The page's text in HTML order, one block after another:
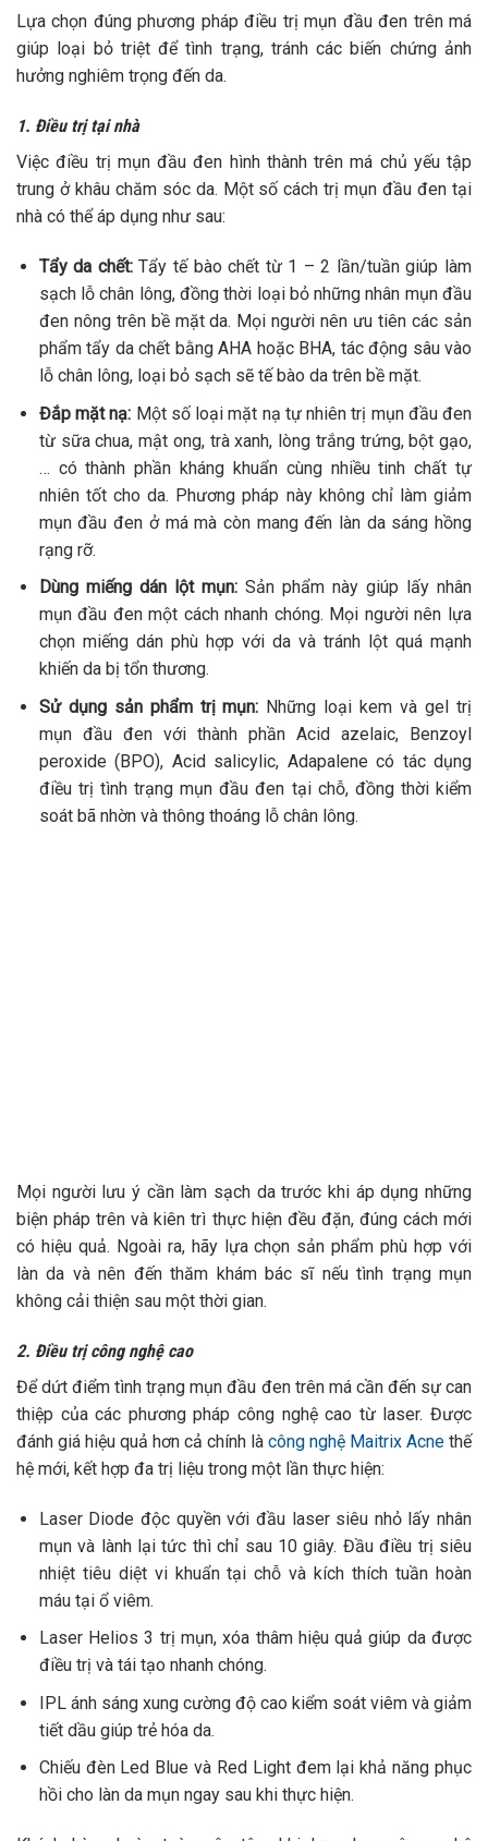
Lựa chọn đúng phương pháp điều trị mụn đầu đen trên má
giúp loại bỏ triệt để tình trạng, tránh các biến chứng ảnh
hưởng nghiêm trọng đến da.
1. Điều trị tại nhà
Việc điều trị mụn đầu đen hình thành trên má chủ yếu tập
trung ở khâu chăm sóc da. Một số cách trị mụn đầu đen tại
nhà có thể áp dụng như sau:
Tẩy da chết:Tẩy tế bào chết từ 1 – 2 lần/tuần giúp làm
sạch lỗ chân lông, đồng thời loại bỏ những nhân mụn đầu
đen nông trên bề mặt da. Mọi người nên ưu tiên các sản
phẩm tẩy da chết bằng AHA hoặc BHA, tác động sâu vào
lỗ chân lông, loại bỏ sạch sẽ tế bào da trên bề mặt.
Đắp mặt nạ: Một số loại mặt nạ tự nhiên trị mụn đầu đen
từ sữa chua, mật ong, trà xanh, lòng trắng trứng, bột gạo,
… có thành phần kháng khuẩn cùng nhiều tinh chất tự
nhiên tốt cho da. Phương pháp này không chỉ làm giảm
mụn đầu đen ở má mà còn mang đến làn da sáng hồng
rạng rỡ.
Dùng miếng dán lột mụn: Sản phẩm này giúp lấy nhân
mụn đầu đen một cách nhanh chóng. Mọi người nên lựa
chọn miếng dán phù hợp với da và tránh lột quá mạnh
khiến da bị tổn thương.
Sử dụng sản phẩm trị mụn: Những loại kem và gel trị
mụn đầu đen với thành phần Acid azelaic, Benzoyl
peroxide (BPO), Acid salicylic, Adapalene có tác dụng
điều trị tình trạng mụn đầu đen tại chỗ, đồng thời kiểm
soát bã nhờn và thông thoáng lỗ chân lông.
Mọi người lưu ý cần làm sạch da trước khi áp dụng những
biện pháp trên và kiên trì thực hiện đều đặn, đúng cách mới
có hiệu quả. Ngoài ra, hãy lựa chọn sản phẩm phù hợp với
làn da và nên đến thăm khám bác sĩ nếu tình trạng mụn
không cải thiện sau một thời gian.
2. Điều trị công nghệ cao
Để dứt điểm tình trạng mụn đầu đen trên má cần đến sự can
thiệp của các phương pháp công nghệ cao từ laser. Được
đánh giá hiệu quả hơn cả chính là công nghệ Maitrix Acne thế
hệ mới, kết hợp đa trị liệu trong một lần thực hiện:
Laser Diode độc quyền với đầu laser siêu nhỏ lấy nhân
mụn và lành lại tức thì chỉ sau 10 giây. Đầu điều trị siêu
nhiệt tiêu diệt vi khuẩn tại chỗ và kích thích tuần hoàn
máu tại ổ viêm.
Laser Helios 3 trị mụn, xóa thâm hiệu quả giúp da được
điều trị và tái tạo nhanh chóng.
IPL ánh sáng xung cường độ cao kiểm soát viêm và giảm
tiết dầu giúp trẻ hóa da.
Chiếu đèn Led Blue và Red Light đem lại khả năng phục
hồi cho làn da mụn ngay sau khi thực hiện.